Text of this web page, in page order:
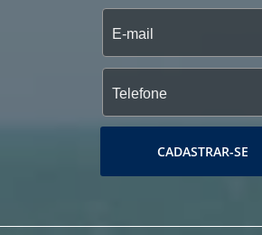
CADASTRAR-SE